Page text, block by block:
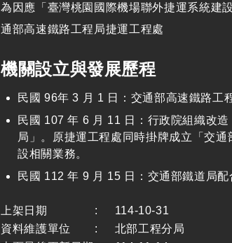
為因應「臺灣桃園國際機場聯外捷運系統建
通部高速鐵路工程局捷運工程處
機關設立與發展歷程
民國 96年 3 月 1 日：交通部高速鐵路工
民國 107 年 6 月 11 日：行政院組織改
局」。原捷運工程處同時掛牌成立「交
設相關業務。
民國 112 年 9 月 15 日：交通部鐵道局
上架日期 :
114-10-31
資料維護單位
:
北部工程分局